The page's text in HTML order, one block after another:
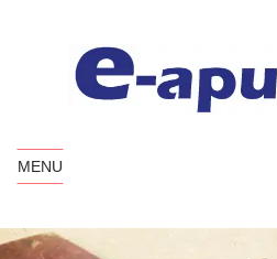
MENU